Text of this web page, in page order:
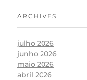
ARCHIVES
julho 2026
junho 2026
maio 2026
abril 2026